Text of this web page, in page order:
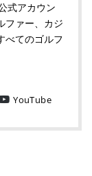
式アカウン
ファー、カジ
べてのゴルフ
YouTube